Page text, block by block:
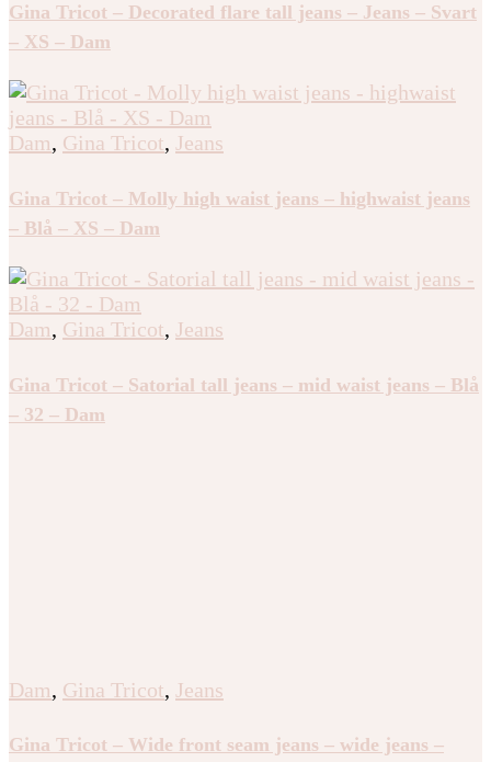
Gina Tricot – Decorated flare tall jeans – Jeans – Svart
– XS – Dam
Dam, Gina Tricot, Jeans
Gina Tricot – Molly high waist jeans – highwaist jeans
– Blå – XS – Dam
Dam, Gina Tricot, Jeans
Gina Tricot – Satorial tall jeans – mid waist jeans – Blå
– 32 – Dam
Dam, Gina Tricot, Jeans
Gina Tricot – Wide front seam jeans – wide jeans –